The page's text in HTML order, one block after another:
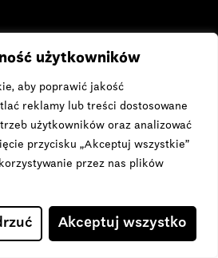
użytkowników
aby poprawić jakość
reklamy lub treści dostosowane
użytkowników oraz analizować
przycisku „Akceptuj wszystkie”
przez nas plików
Akceptuj wszystko
Wyrażone poglądy i opinie są jedynie
i niekoniecznie odzwierciedlają poglądy i
Europejska Agencja Wykonawcza ds.
ze środków Województwa Śląskiego